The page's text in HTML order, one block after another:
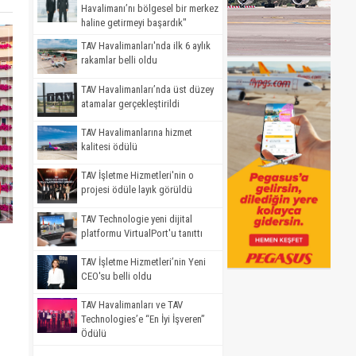
Havalimanı’nı bölgesel bir merkez
haline getirmeyi başardık"
TAV Havalimanları'nda ilk 6 aylık
rakamlar belli oldu
TAV Havalimanları’nda üst düzey
atamalar gerçekleştirildi
TAV Havalimanlarına hizmet
kalitesi ödülü
TAV İşletme Hizmetleri'nin o
projesi ödüle layık görüldü
TAV Technologie yeni dijital
platformu VirtualPort'u tanıttı
TAV İşletme Hizmetleri’nin Yeni
CEO'su belli oldu
TAV Havalimanları ve TAV
Technologies’e “En İyi İşveren”
Ödülü